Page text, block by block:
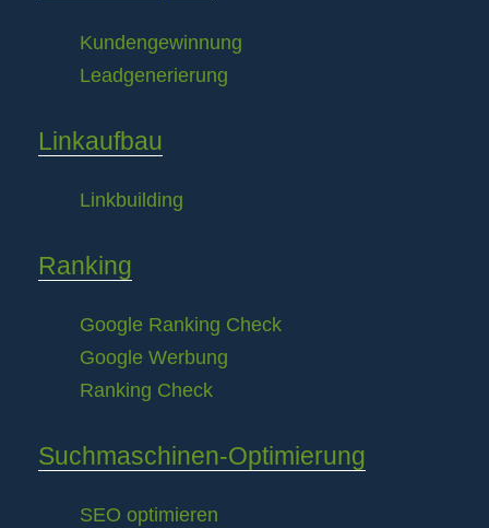
Kundengewinnung
Leadgenerierung
Linkaufbau
Linkbuilding
Ranking
Google Ranking Check
Google Werbung
Ranking Check
Suchmaschinen-Optimierung
SEO optimieren